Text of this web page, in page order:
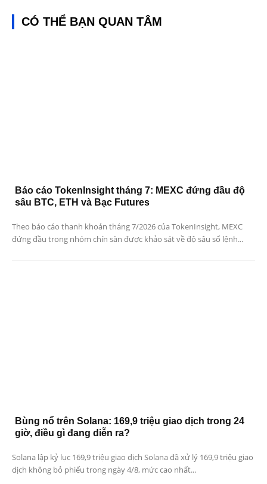
CÓ THỂ BẠN QUAN TÂM
Báo cáo TokenInsight tháng 7: MEXC đứng đầu độ
sâu BTC, ETH và Bạc Futures
Theo báo cáo thanh khoản tháng 7/2026 của TokenInsight, MEXC
đứng đầu trong nhóm chín sàn được khảo sát về độ sâu sổ lệnh...
Bùng nổ trên Solana: 169,9 triệu giao dịch trong 24
giờ, điều gì đang diễn ra?
Solana lập kỷ lục 169,9 triệu giao dịch Solana đã xử lý 169,9 triệu giao
dịch không bỏ phiếu trong ngày 4/8, mức cao nhất...